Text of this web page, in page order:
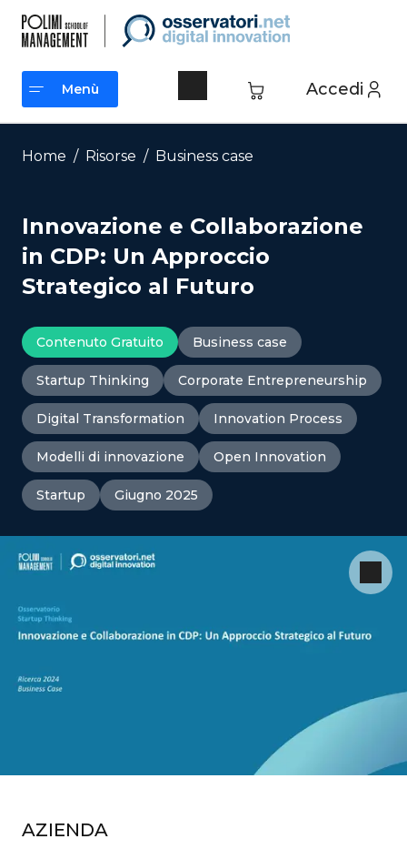
contenuto
Accedi
Menù
Menù
Home / Risorse / Business case
Innovazione e Collaborazione
in CDP: Un Approccio
Strategico al Futuro
Contenuto Gratuito Business case
Startup Thinking Corporate Entrepreneurship
Digital Transformation Innovation Process
Modelli di innovazione Open Innovation
Startup Giugno 2025
AZIENDA